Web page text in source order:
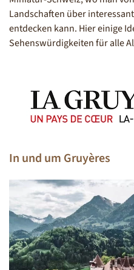
Landschaften über
entdecken kann. Hier einige
Sehenswürdigkeiten für alle
In und um Gruyères